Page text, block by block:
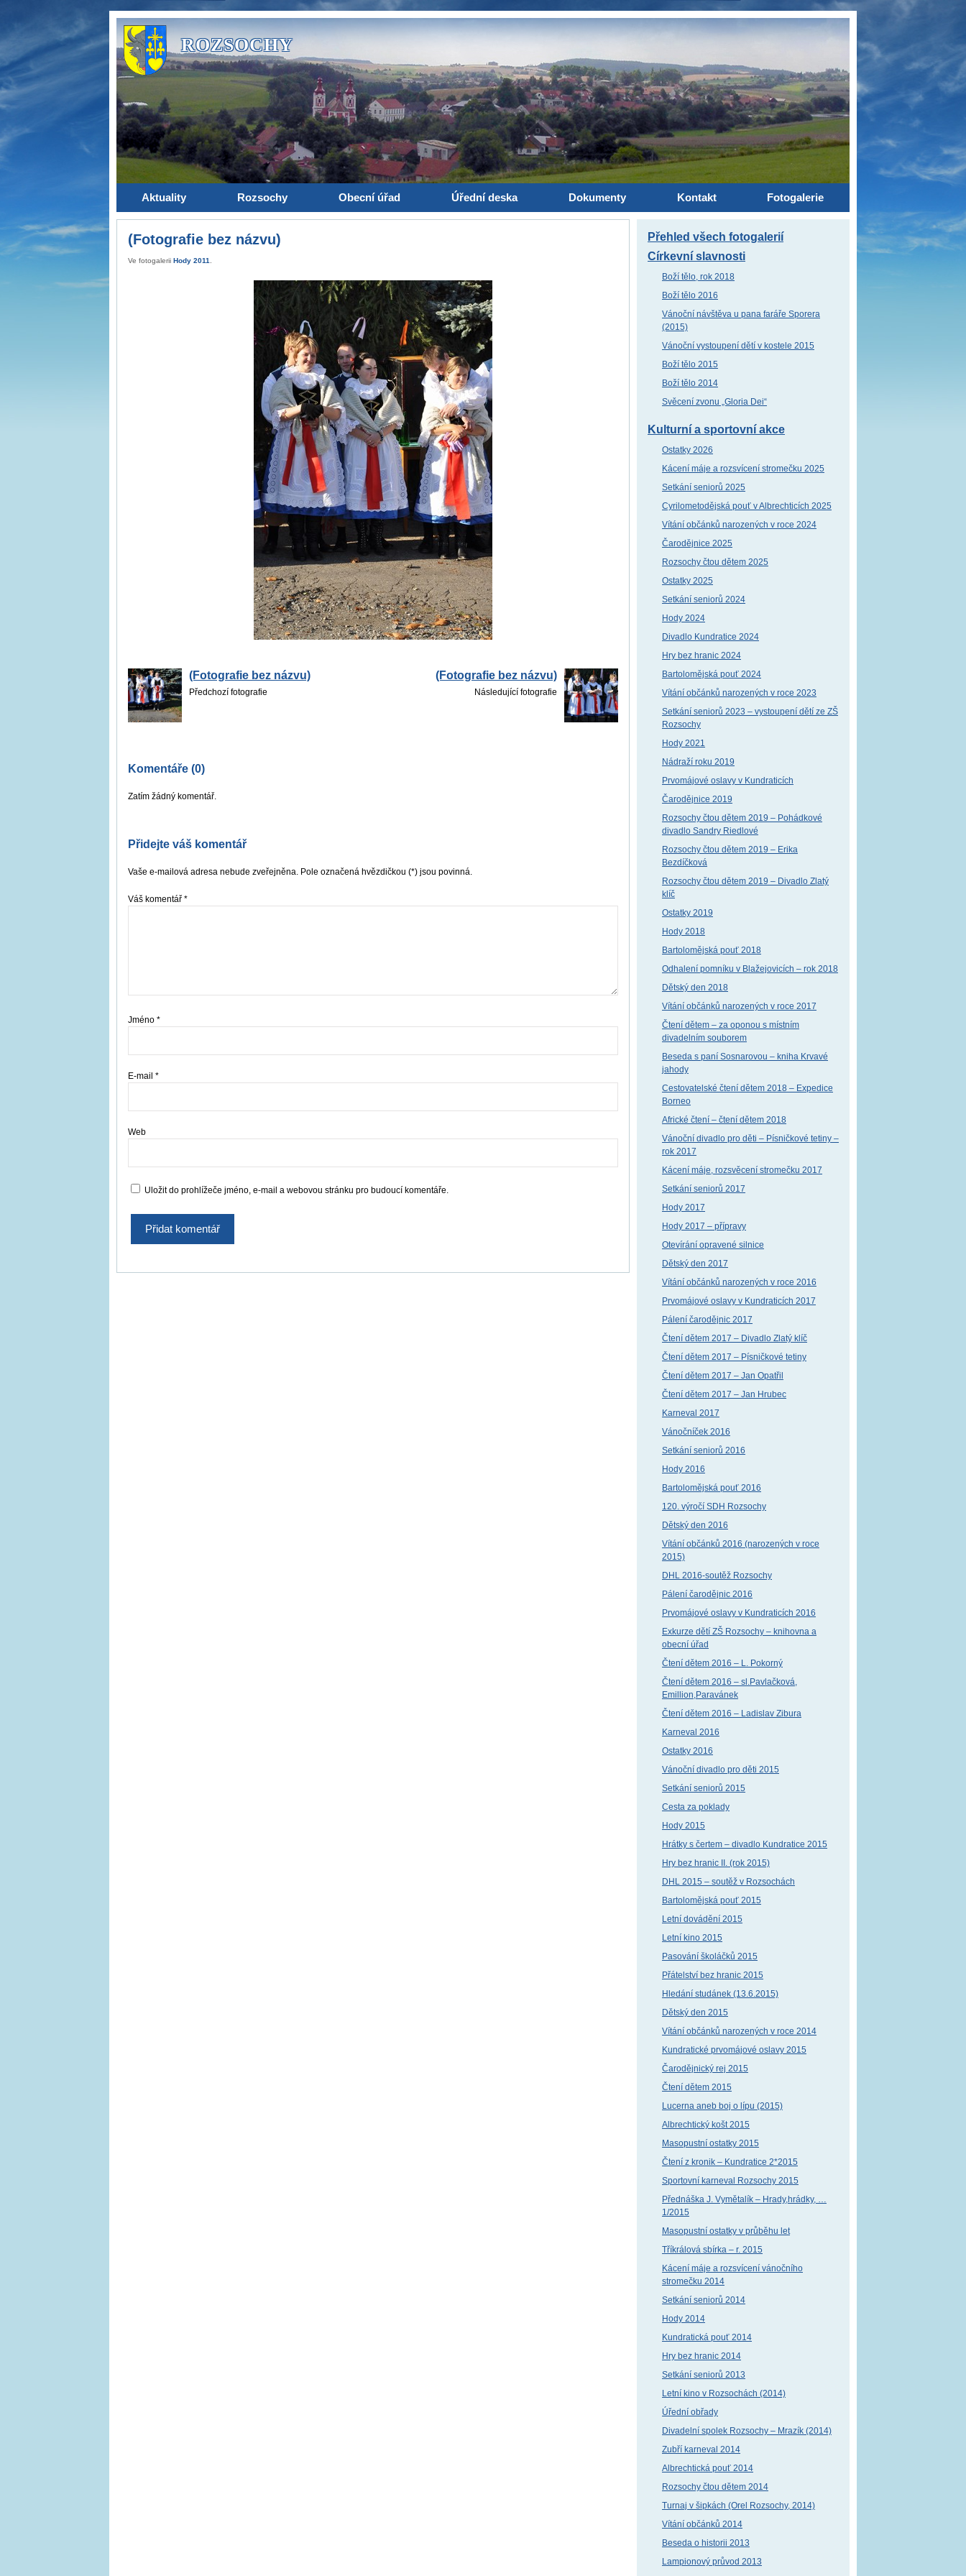
ROZSOCHY
Aktuality Rozsochy Obecní úřad Úřední deska Dokumenty Kontakt Fotogalerie
(Fotografie bez názvu)
Ve fotogalerii Hody 2011
(Fotografie bez názvu)
Předchozí fotografie
(Fotografie bez názvu)
Následující fotografie
Komentáře (0)
Zatím žádný komentář.
Přidejte váš komentář
Vaše e-mailová adresa nebude zveřejněna. Pole označená hvězdičkou (*) jsou povinná.
Váš komentář *
Jméno *
E-mail *
Web
Uložit do prohlížeče jméno, e-mail a webovou stránku pro budoucí komentáře.
Přehled všech fotogalerií
Církevní slavnosti
Boží tělo, rok 2018
Boží tělo 2016
Vánoční návštěva u pana faráře Sporera
(2015)
Vánoční vystoupení dětí v kostele 2015
Boží tělo 2015
Boží tělo 2014
Svěcení zvonu „Gloria Dei“
Kulturní a sportovní akce
Ostatky 2026
Kácení máje a rozsvícení stromečku 2025
Setkání seniorů 2025
Cyrilometodějská pouť v Albrechticích 2025
Vítání občánků narozených v roce 2024
Čarodějnice 2025
Rozsochy čtou dětem 2025
Ostatky 2025
Setkání seniorů 2024
Hody 2024
Divadlo Kundratice 2024
Hry bez hranic 2024
Bartolomějská pouť 2024
Vítání občánků narozených v roce 2023
Setkání seniorů 2023 – vystoupení dětí ze ZŠ
Rozsochy
Hody 2021
Nádraží roku 2019
Prvomájové oslavy v Kundraticích
Čarodějnice 2019
Rozsochy čtou dětem 2019 – Pohádkové
divadlo Sandry Riedlové
Rozsochy čtou dětem 2019 – Erika
Bezdíčková
Rozsochy čtou dětem 2019 – Divadlo Zlatý
klíč
Ostatky 2019
Hody 2018
Bartolomějská pouť 2018
Odhalení pomníku v Blažejovicích – rok 2018
Dětský den 2018
Vítání občánků narozených v roce 2017
Čtení dětem – za oponou s místním
divadelním souborem
Beseda s paní Sosnarovou – kniha Krvavé
jahody
Cestovatelské čtení dětem 2018 – Expedice
Borneo
Africké čtení – čtení dětem 2018
Vánoční divadlo pro děti – Písničkové tetiny –
rok 2017
Kácení máje, rozsvěcení stromečku 2017
Setkání seniorů 2017
Hody 2017
Hody 2017 – přípravy
Otevírání opravené silnice
Dětský den 2017
Vítání občánků narozených v roce 2016
Prvomájové oslavy v Kundraticích 2017
Pálení čarodějnic 2017
Čtení dětem 2017 – Divadlo Zlatý klíč
Čtení dětem 2017 – Písničkové tetiny
Čtení dětem 2017 – Jan Opatřil
Čtení dětem 2017 – Jan Hrubec
Karneval 2017
Vánočníček 2016
Setkání seniorů 2016
Hody 2016
Bartolomějská pouť 2016
120. výročí SDH Rozsochy
Dětský den 2016
Vítání občánků 2016 (narozených v roce
2015)
DHL 2016-soutěž Rozsochy
Pálení čarodějnic 2016
Prvomájové oslavy v Kundraticích 2016
Exkurze dětí ZŠ Rozsochy – knihovna a
obecní úřad
Čtení dětem 2016 – L. Pokorný
Čtení dětem 2016 – sl.Pavlačková,
Emillion,Paravánek
Čtení dětem 2016 – Ladislav Zibura
Karneval 2016
Ostatky 2016
Vánoční divadlo pro děti 2015
Setkání seniorů 2015
Cesta za poklady
Hody 2015
Hrátky s čertem – divadlo Kundratice 2015
Hry bez hranic II. (rok 2015)
DHL 2015 – soutěž v Rozsochách
Bartolomějská pouť 2015
Letní dovádění 2015
Letní kino 2015
Pasování školáčků 2015
Přátelství bez hranic 2015
Hledání studánek (13.6.2015)
Dětský den 2015
Vítání občánků narozených v roce 2014
Kundratické prvomájové oslavy 2015
Čarodějnický rej 2015
Čtení dětem 2015
Lucerna aneb boj o lípu (2015)
Albrechtický košt 2015
Masopustní ostatky 2015
Čtení z kronik – Kundratice 2*2015
Sportovní karneval Rozsochy 2015
Přednáška J. Vymětalík – Hrady,hrádky, …
1/2015
Masopustní ostatky v průběhu let
Tříkrálová sbírka – r. 2015
Kácení máje a rozsvícení vánočního
stromečku 2014
Setkání seniorů 2014
Hody 2014
Kundratická pouť 2014
Hry bez hranic 2014
Setkání seniorů 2013
Letní kino v Rozsochách (2014)
Úřední obřady
Divadelní spolek Rozsochy – Mrazík (2014)
Zubří karneval 2014
Albrechtická pouť 2014
Rozsochy čtou dětem 2014
Turnaj v šipkách (Orel Rozsochy, 2014)
Vítání občánků 2014
Beseda o historii 2013
Lampionový průvod 2013